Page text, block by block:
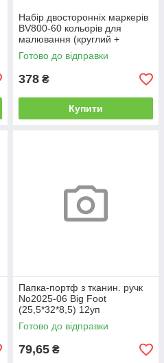
Набір двосторонніх маркерів
BV800-60 кольорів для
малювання (круглий +
скісний.) квадратний у сумці
Готово до відправки
378 ₴
Купити
Папка-портф з тканин. ручк
No2025-06 Big Foot
(25,5*32*8,5) 12уп
Готово до відправки
79,65 ₴